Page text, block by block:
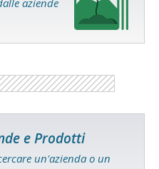
aziende
e Prodotti
un'azienda o un